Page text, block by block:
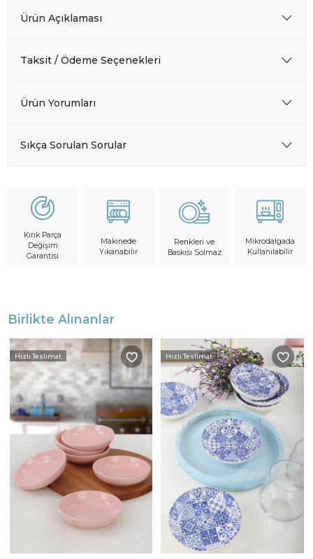
Ürün Açıklaması
Taksit / Ödeme Seçenekleri
Ürün Yorumları
Sıkça Sorulan Sorular
Kırık Parça
Değişim
Garantisi
Makinede
Yıkanabilir
Renkleri ve
Baskısı Solmaz
Mikrodalgada
Kullanılabilir
Birlikte Alınanlar
Hızlı Teslimat Hızlı Teslimat